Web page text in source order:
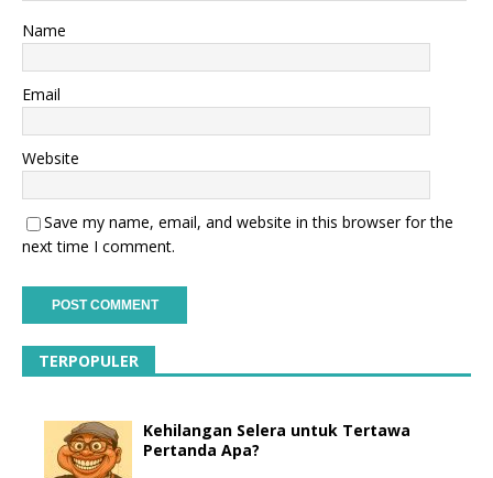
Name
Email
Website
Save my name, email, and website in this browser for the
next time I comment.
TERPOPULER
Kehilangan Selera untuk Tertawa
Pertanda Apa?